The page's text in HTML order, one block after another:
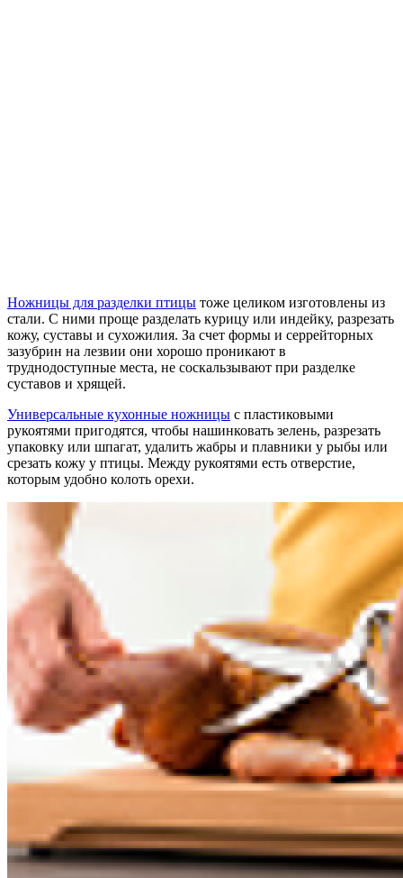
Ножницы для разделки птицы тоже целиком изготовлены из
стали. С ними проще разделать курицу или индейку, разрезать
кожу, суставы и сухожилия. За счет формы и серрейторных
зазубрин на лезвии они хорошо проникают в
труднодоступные места, не соскальзывают при разделке
суставов и хрящей.
Универсальные кухонные ножницы с пластиковыми
рукоятями пригодятся, чтобы нашинковать зелень, разрезать
упаковку или шпагат, удалить жабры и плавники у рыбы или
срезать кожу у птицы. Между рукоятями есть отверстие,
которым удобно колоть орехи.